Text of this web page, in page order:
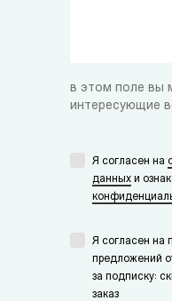
в этом поле вы
интересующие
Я согласен на
данных и
Я согласен на
предложений
за подписку:
заказ